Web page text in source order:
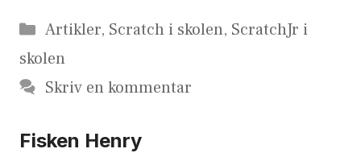
Kategorier
Artikler, Scratch i skolen, ScratchJr i
skolen
Skriv en kommentar
Fisken Henry